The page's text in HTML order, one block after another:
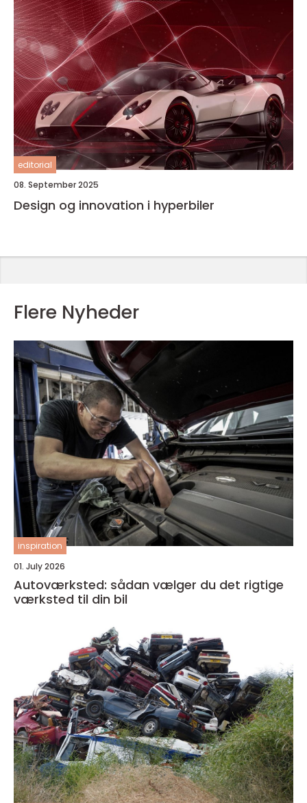
editorial
08. September 2025
Design og innovation i hyperbiler
Flere Nyheder
inspiration
01. July 2026
Autoværksted: sådan vælger du det rigtige
værksted til din bil